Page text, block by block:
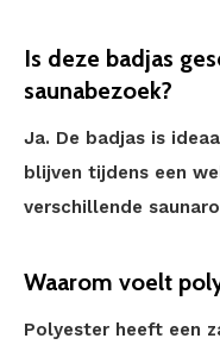
Is deze badjas
saunabezoek?
Ja. De badjas is
blijven tijdens een
verschillende
Waarom voelt
Polyester heeft een